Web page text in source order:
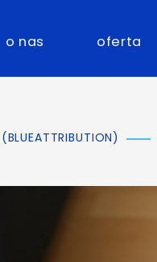
o nas oferta